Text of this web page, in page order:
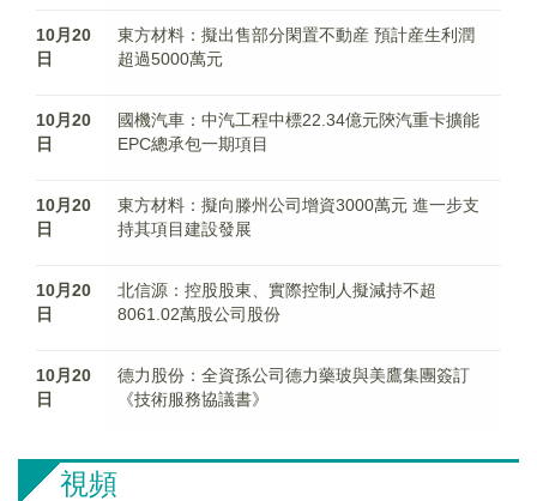
10月20
日
東方材料：擬出售部分閑置不動産 預計産生利潤
超過5000萬元
10月20
日
國機汽車：中汽工程中標22.34億元陝汽重卡擴能
EPC總承包一期項目
10月20
日
東方材料：擬向滕州公司增資3000萬元 進一步支
持其項目建設發展
10月20
日
北信源：控股股東、實際控制人擬減持不超
8061.02萬股公司股份
10月20
日
德力股份：全資孫公司德力藥玻與美鷹集團簽訂
《技術服務協議書》
視頻